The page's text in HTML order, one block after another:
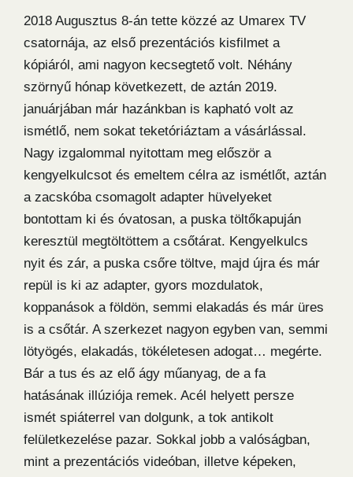
2018 Augusztus 8-án tette közzé az Umarex TV
csatornája, az első prezentációs kisfilmet a
kópiáról, ami nagyon kecsegtető volt. Néhány
szörnyű hónap következett, de aztán 2019.
januárjában már hazánkban is kapható volt az
ismétlő, nem sokat teketóriáztam a vásárlással.
Nagy izgalommal nyitottam meg először a
kengyelkulcsot és emeltem célra az ismétlőt, aztán
a zacskóba csomagolt adapter hüvelyeket
bontottam ki és óvatosan, a puska töltőkapuján
keresztül megtöltöttem a csőtárat. Kengyelkulcs
nyit és zár, a puska csőre töltve, majd újra és már
repül is ki az adapter, gyors mozdulatok,
koppanások a földön, semmi elakadás és már üres
is a csőtár. A szerkezet nagyon egyben van, semmi
lötyögés, elakadás, tökéletesen adogat… megérte.
Bár a tus és az elő ágy műanyag, de a fa
hatásának illúziója remek. Acél helyett persze
ismét spiáterrel van dolgunk, a tok antikolt
felületkezelése pazar. Sokkal jobb a valóságban,
mint a prezentációs videóban, illetve képeken,